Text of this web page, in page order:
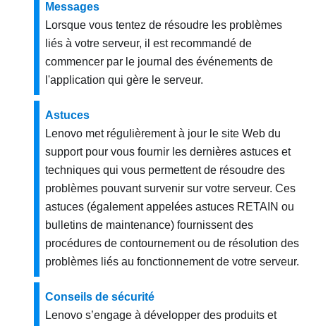
Messages
Lorsque vous tentez de résoudre les problèmes
liés à votre serveur, il est recommandé de
commencer par le journal des événements de
l'application qui gère le serveur.
Astuces
Lenovo met régulièrement à jour le site Web du
support pour vous fournir les dernières astuces et
techniques qui vous permettent de résoudre des
problèmes pouvant survenir sur votre serveur. Ces
astuces (également appelées astuces RETAIN ou
bulletins de maintenance) fournissent des
procédures de contournement ou de résolution des
problèmes liés au fonctionnement de votre serveur.
Conseils de sécurité
Lenovo s’engage à développer des produits et